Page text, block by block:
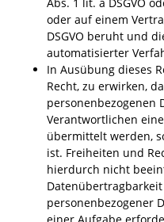
oder auf einem
DSGVO beruht und
automatisierter
In Ausübung dieses
Recht, zu erwirken,
personenbezogenen
Verantwortlichen
übermittelt werden,
ist. Freiheiten und
hierdurch nicht
personenbezogener